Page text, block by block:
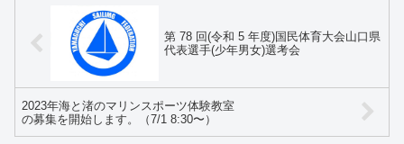
第 78 回(令和 5 年度)国民体育大会山口県
代表選手(少年男女)選考会
2023年海と渚のマリンスポーツ体験教室
の募集を開始します。（7/1 8:30〜）